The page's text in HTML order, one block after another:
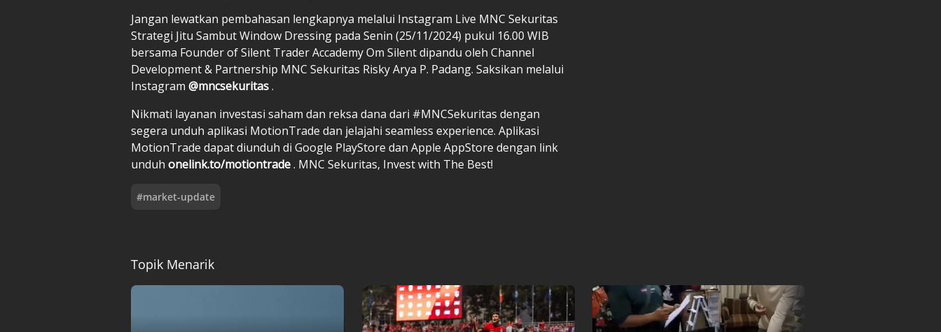
Jangan lewatkan pembahasan lengkapnya melalui Instagram Live MNC Sekuritas
Strategi Jitu Sambut Window Dressing pada Senin (25/11/2024) pukul 16.00 WIB
bersama Founder of Silent Trader Accademy Om Silent dipandu oleh Channel
Development & Partnership MNC Sekuritas Risky Arya P. Padang. Saksikan melalui
Instagram @mncsekuritas.
Nikmati layanan investasi saham dan reksa dana dari #MNCSekuritas dengan
segera unduh aplikasi MotionTrade dan jelajahi seamless experience. Aplikasi
MotionTrade dapat diunduh di Google PlayStore dan Apple AppStore dengan link
unduh onelink.to/motiontrade. MNC Sekuritas, Invest with The Best!
#market-update
Topik Menarik